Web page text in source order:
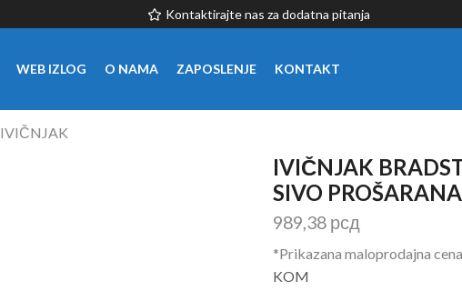
Kontaktirajte nas za dodatna pitanja
WEB IZLOG O NAMA ZAPOSLENJE KONTAKT
IVIČNJAK
IVIČNJAK
SIVO PROŠARANA
989,38 рсд
*Prikazana maloprodajna
KOM